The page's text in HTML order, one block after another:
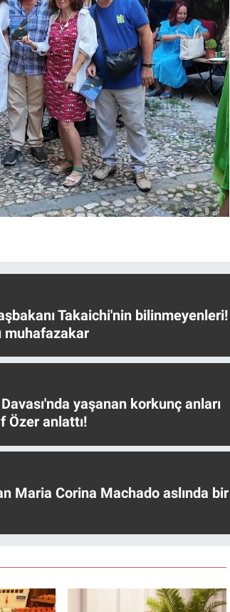
Takaichi'nin bilinmeyenleri!
muhafazakar
yaşanan korkunç anları
Özer anlattı!
Maria Corina Machado aslında bir